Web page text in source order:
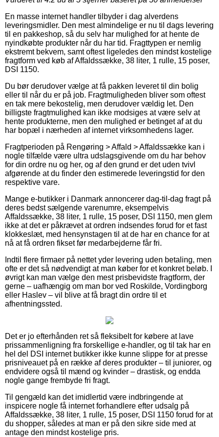
En masse internet handler tilbyder i dag alverdens
leveringsmidler. Den mest almindelige er nu til dags levering
til en pakkeshop, så du selv har mulighed for at hente de
nyindkøbte produkter når du har tid. Fragttypen er nemlig
ekstremt bekvem, samt oftest ligeledes den mindst kostelige
fragtform ved køb af Affaldssække, 38 liter, 1 rulle, 15 poser,
DSI 1150.
Du bør derudover vælge at få pakken leveret til din bolig
eller til når du er på job. Fragtmuligheden bliver som oftest
en tak mere bekostelig, men derudover vældig let. Den
billigste fragtmulighed kan ikke modsiges at være selv at
hente produkterne, men den mulighed er betinget af at du
har bopæl i nærheden af internet virksomhedens lager.
Fragtperioden på Rengøring > Affald > Affaldssække kan i
nogle tilfælde være ultra udslagsgivende om du har behov
for din ordre nu og her, og af den grund er det uden tvivl
afgørende at du finder den estimerede leveringstid for den
respektive vare.
Mange e-butikker i Danmark annoncerer dag-til-dag fragt på
deres bedst sælgende varenumre, eksempelvis
Affaldssække, 38 liter, 1 rulle, 15 poser, DSI 1150, men glem
ikke at det er påkrævet at ordren indsendes forud for et fast
klokkeslæt, med hensynstagen til at de har en chance for at
nå at få ordren fikset før medarbejderne får fri.
Indtil flere firmaer på nettet yder levering uden betaling, men
ofte er det så nødvendigt at man køber for et konkret beløb. I
øvrigt kan man vælge den mest prisbevidste fragtform, der
gerne – uafhængig om man bor ved Roskilde, Vordingborg
eller Haslev – vil blive at få bragt din ordre til et
afhentningssted.
Det er jo efterhånden ret så fleksibelt for købere at lave
prissammenligning fra forskellige e-handler, og til tak har en
hel del DSI internet butikker ikke kunne slippe for at presse
prisniveauet på en række af deres produkter – til juniorer, og
endvidere også til mænd og kvinder – drastisk, og endda
nogle gange frembyde fri fragt.
Til gengæld kan det imidlertid være indbringende at
inspicere nogle få internet forhandlere efter udsalg på
Affaldssække, 38 liter, 1 rulle, 15 poser, DSI 1150 forud for at
du shopper, således at man er på den sikre side med at
antage den mindst kostelige pris.